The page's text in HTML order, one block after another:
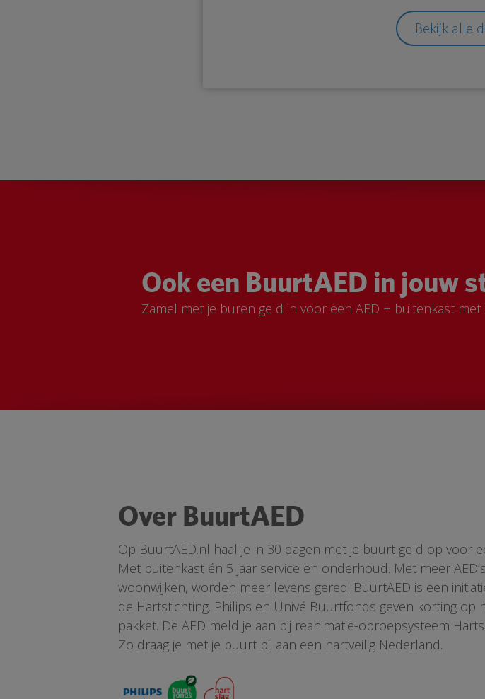
Bekijk alle
Ook een BuurtAED in jouw
Zamel met je buren geld in voor een AED + buitenkast met
Over BuurtAED
Op BuurtAED.nl haal je in 30 dagen met je buurt geld op voor
Met buitenkast én 5 jaar service en onderhoud. Met meer
woonwijken, worden meer levens gered. BuurtAED is een
de Hartstichting. Philips en Univé Buurtfonds geven korting op
pakket. De AED meld je aan bij reanimatie-oproepsysteem
Zo draag je met je buurt bij aan een hartveilig Nederland.